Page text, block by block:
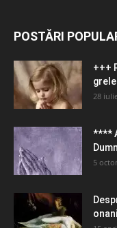
POSTĂRI
+++
28
****
5